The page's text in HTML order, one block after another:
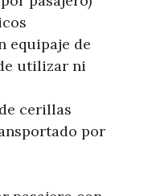
equipaje de
utilizar ni
cerillas
por